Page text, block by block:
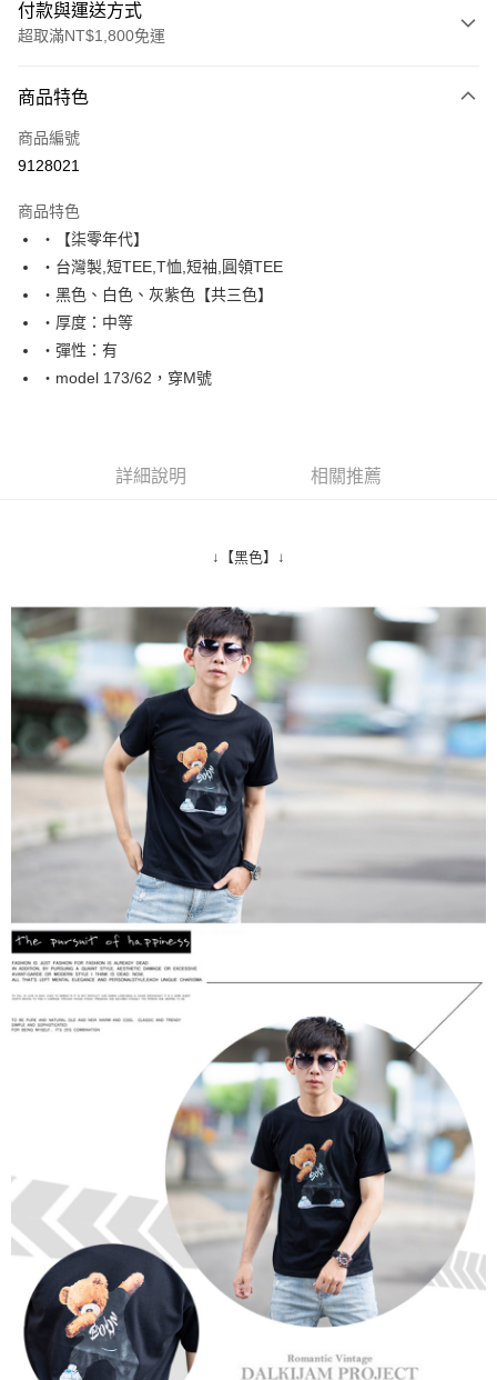
付款與運送方式
超取滿NT$1,800免運
信用卡一次付款
超商取貨付款
Apple Pay
街口支付
悠遊付
Google Pay
AFTEE先享後付是「在收到商品之後才付款」的支付方式。 讓您購物簡單
３．安心：先確認商品／服務後，再付款。
１．於結帳方式選擇「AFTEE先享後付」後，將跳轉至「AFTEE先享後付」
結帳頁面，進行簡訊認證並確認金額後，即可完成結帳。
２．訂單成立數日內，您將收到繳費通知簡訊。
３．收到繳費通知簡訊後14天內，點擊此簡訊中的連結，可透過四大超商／
ATM／網路銀行／等多元方式進行付款，方視為交易完成。
※ 請注意：結帳手續完成當下不需立刻繳費，但若您需要取消訂單，請聯絡
購買商品的店家。未經商家同意取消之訂單仍視為有效，需透過AFTEE先享
後付繳納相關費用。
※ 交易是否成功請以「AFTEE先享後付 」之結帳頁面顯示為準，若有關於
是否繳費成功／繳費後需取消欲退款等相關疑問，請聯繫「AFTEE先享後付
客戶支援中心」
https://netprotections.freshdesk.com/support/home
１．透過由恩沛科技股份有限公司提供之「AFTEE先享後付」服務完成之交
易，需依本服務之必要範圍內提供個人資料，並將交易相關給付款項請求債
權轉讓予恩沛科技股份有限公司。
２．關於個人資料處理事宜，請瀏覽以下網址：
https://aftee.tw/terms/#terms3
３．未成年的使用者請事先徵得法定代理人或監護人之同意方可使用
４．使用「AFTEE先享後付」時，將依據個別帳號之用戶狀況，依本公司即
時審查核予不同之上限額度；若仍有額度不足之情形，本公司將視審查結果
５．嚴禁一人註冊多個帳號或使用他人資訊註冊。若發現惡意使用之情形，
恩沛科技股份有限公司將有權停止該用戶之使用額度並採取法律行動。
先付款後全家取貨
每筆NT$80，滿NT$1,800(含以上)免運費
7-11付款取貨
每筆NT$80，滿NT$1,800(含以上)免運費
先付款後7-11取貨
每筆NT$80，滿NT$1,800(含以上)免運費
宅配
每筆NT$120，滿NT$3,000(含以上)免運費
商品特色
商品編號
9128021
商品特色
‧【柒零年代】
‧台灣製,短TEE,T恤,短袖,圓領TEE
‧黑色、白色、灰紫色【共三色】
‧厚度：中等
‧彈性：有
‧model 173/62，穿M號
詳細說明 相關推薦
↓【黑色】↓